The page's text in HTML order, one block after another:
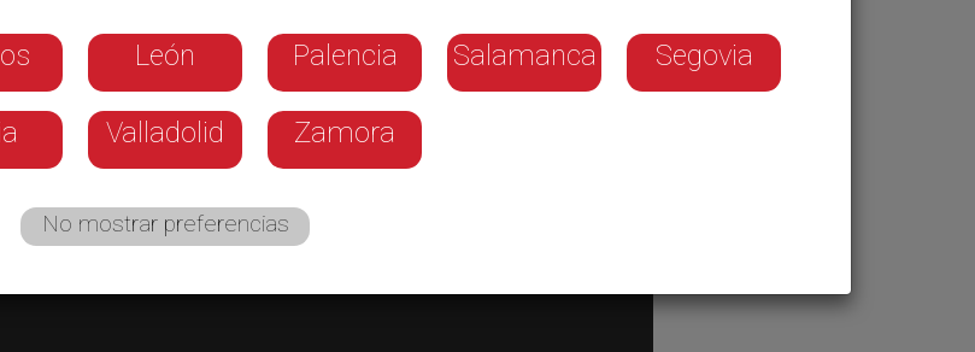
León Palencia Salamanca Segovia
Valladolid Zamora
No mostrar preferencias